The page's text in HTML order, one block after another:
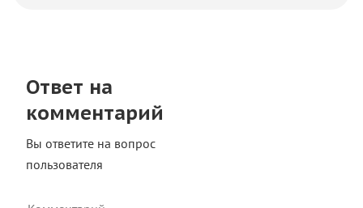
Ответ на
комментарий
Вы ответите на вопрос
пользователя